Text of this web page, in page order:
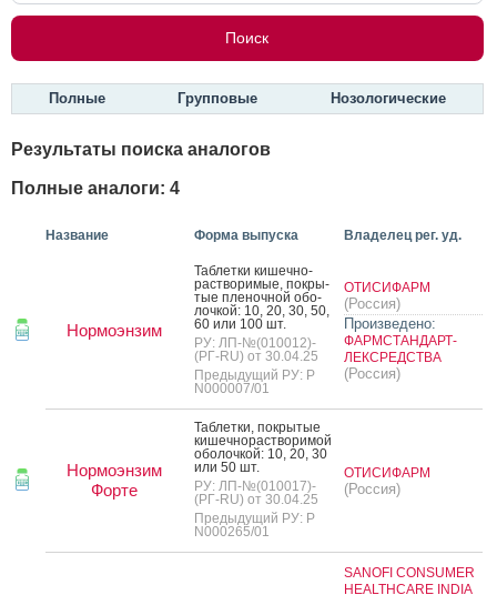
Полные Групповые Нозологические
Результаты поиска аналогов
Полные аналоги: 4
Название Форма выпуска Владелец рег. уд.
Нормоэнзим
Таб­летки ки­шеч­но­
рас­тво­римые, пок­ры­
тые пле­ноч­ной обо­
лоч­кой: 10, 20, 30, 50,
60 или 100 шт.
РУ: ЛП-№(010012)-
(РГ-RU) от 30.04.25
Предыдущий РУ: Р
N000007/01
ОТИСИФАРМ
(Россия)
Произведено:
ФАРМСТАНДАРТ-
ЛЕКСРЕДСТВА
(Россия)
Нормоэнзим
Форте
Таб­летки, пок­ры­тые
ки­шеч­но­рас­тво­римой
обо­лоч­кой: 10, 20, 30
или 50 шт.
РУ: ЛП-№(010017)-
(РГ-RU) от 30.04.25
Предыдущий РУ: Р
N000265/01
ОТИСИФАРМ
(Россия)
SANOFI CONSUMER
HEALTHCARE INDIA